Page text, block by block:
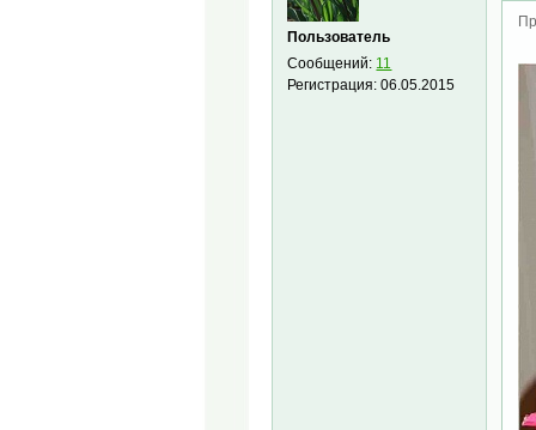
Пользователь
Сообщений: 11
Регистрация:06.05.2015